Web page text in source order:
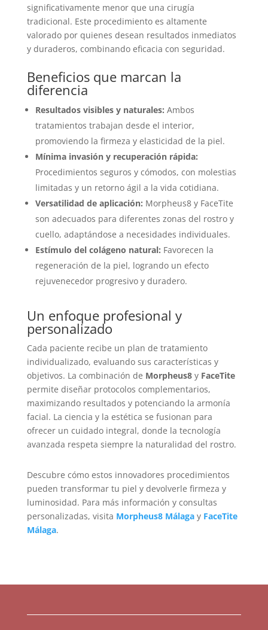
significativamente menor que una cirugía
tradicional. Este procedimiento es altamente
valorado por quienes desean resultados inmediatos
y duraderos, combinando eficacia con seguridad.
Beneficios que marcan la
diferencia
Resultados visibles y naturales: Ambos
tratamientos trabajan desde el interior,
promoviendo la firmeza y elasticidad de la piel.
Mínima invasión y recuperación rápida:
Procedimientos seguros y cómodos, con molestias
limitadas y un retorno ágil a la vida cotidiana.
Versatilidad de aplicación: Morpheus8 y FaceTite
son adecuados para diferentes zonas del rostro y
cuello, adaptándose a necesidades individuales.
Estímulo del colágeno natural: Favorecen la
regeneración de la piel, logrando un efecto
rejuvenecedor progresivo y duradero.
Un enfoque profesional y
personalizado
Cada paciente recibe un plan de tratamiento
individualizado, evaluando sus características y
objetivos. La combinación de Morpheus8 y FaceTite
permite diseñar protocolos complementarios,
maximizando resultados y potenciando la armonía
facial. La ciencia y la estética se fusionan para
ofrecer un cuidado integral, donde la tecnología
avanzada respeta siempre la naturalidad del rostro.
Descubre cómo estos innovadores procedimientos
pueden transformar tu piel y devolverle firmeza y
luminosidad. Para más información y consultas
personalizadas, visita Morpheus8 Málagay FaceTite
Málaga.